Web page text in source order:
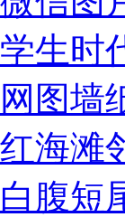
学生时
网图墙
红海滩
白腹短